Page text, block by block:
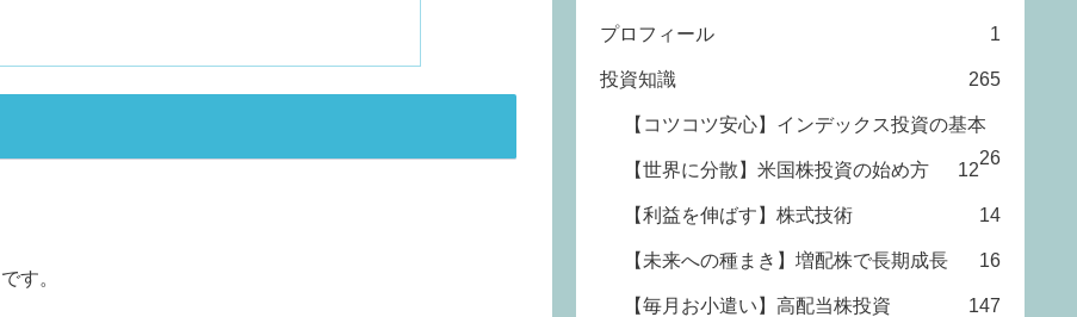
です。
プロフィール 1
投資知識 265
【コツコツ安心】インデックス投資の基本
26
【世界に分散】米国株投資の始め方 12
【利益を伸ばす】株式技術 14
【未来への種まき】増配株で長期成長 16
【毎月お小遣い】高配当株投資 147